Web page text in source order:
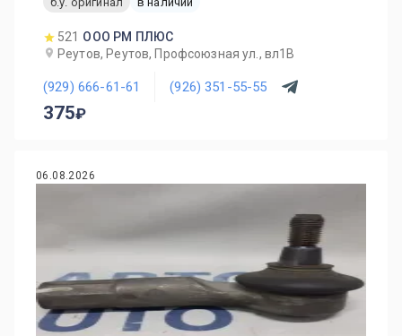
521 ООО РМ ПЛЮС
Реутов, Реутов, Профсоюзная ул., вл1В
(929) 666-61-61 (926) 351-55-55
375
06.08.2026